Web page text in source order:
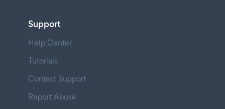
Support
Help Center
Tutorials
Contact Support
Report Abuse